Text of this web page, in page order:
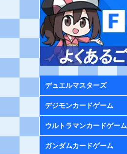
デュエルマスターズ
デジモンカードゲーム
ウルトラマンカードゲーム
ガンダムカードゲーム